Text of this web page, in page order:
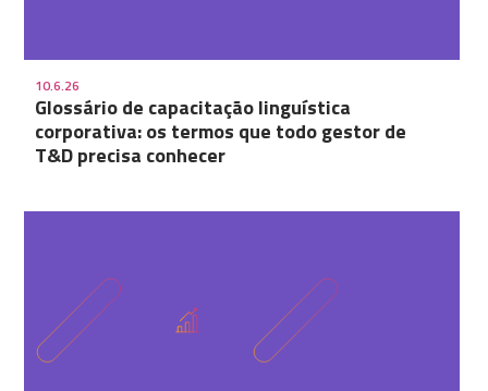
10.6.26
Glossário de capacitação linguística
corporativa: os termos que todo gestor de
T&D precisa conhecer